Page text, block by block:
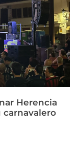
Herencia